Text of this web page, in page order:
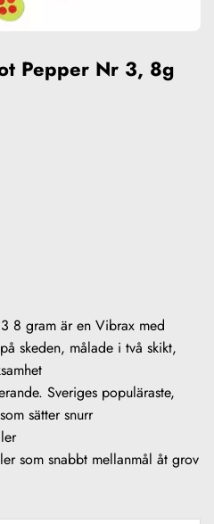
Pepper Nr 3, 8g
8 gram är en Vibrax med
skeden, målade i två skikt,
Sveriges populäraste,
sätter snurr
som snabbt mellanmål åt grov